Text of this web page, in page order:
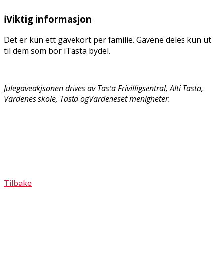
ℹ️Viktig informasjon
Det er kun ett gavekort per familie. Gavene deles kun ut
til dem som bor iTasta bydel.
Julegaveakjsonen drives av Tasta Frivilligsentral, Alti Tasta,
Vardenes skole, Tasta ogVardeneset menigheter.
Tilbake